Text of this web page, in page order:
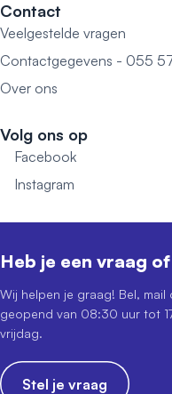
Contact
Veelgestelde vragen
Contactgegevens - 055
Over ons
Volg ons op
Facebook
Instagram
Heb je een vraag
Wij helpen je graag! Bel,
geopend van 08:30 uur tot
vrijdag.
Stel je vraag